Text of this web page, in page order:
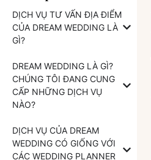
DỊCH VỤ TƯ VẤN ĐỊA ĐIỂM
CỦA DREAM WEDDING LÀ
GÌ?
DREAM WEDDING LÀ GÌ?
CHÚNG TÔI ĐANG CUNG
CẤP NHỮNG DỊCH VỤ
NÀO?
DỊCH VỤ CỦA DREAM
WEDDING CÓ GIỐNG VỚI
CÁC WEDDING PLANNER